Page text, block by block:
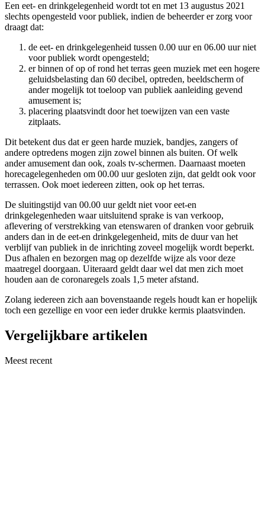
Een eet- en drinkgelegenheid wordt tot en met 13 augustus 2021
slechts opengesteld voor publiek, indien de beheerder er zorg voor
draagt dat:
de eet- en drinkgelegenheid tussen 0.00 uur en 06.00 uur niet
voor publiek wordt opengesteld;
er binnen of op of rond het terras geen muziek met een hogere
geluidsbelasting dan 60 decibel, optreden, beeldscherm of
ander mogelijk tot toeloop van publiek aanleiding gevend
amusement is;
placering plaatsvindt door het toewijzen van een vaste
zitplaats.
Dit betekent dus dat er geen harde muziek, bandjes, zangers of
andere optredens mogen zijn zowel binnen als buiten. Of welk
ander amusement dan ook, zoals tv-schermen. Daarnaast moeten
horecagelegenheden om 00.00 uur gesloten zijn, dat geldt ook voor
terrassen. Ook moet iedereen zitten, ook op het terras.
De sluitingstijd van 00.00 uur geldt niet voor eet-en
drinkgelegenheden waar uitsluitend sprake is van verkoop,
aflevering of verstrekking van etenswaren of dranken voor gebruik
anders dan in de eet-en drinkgelegenheid, mits de duur van het
verblijf van publiek in de inrichting zoveel mogelijk wordt beperkt.
Dus afhalen en bezorgen mag op dezelfde wijze als voor deze
maatregel doorgaan. Uiteraard geldt daar wel dat men zich moet
houden aan de coronaregels zoals 1,5 meter afstand.
Zolang iedereen zich aan bovenstaande regels houdt kan er hopelijk
toch een gezellige en voor een ieder drukke kermis plaatsvinden.
Vergelijkbare artikelen
Meest recent